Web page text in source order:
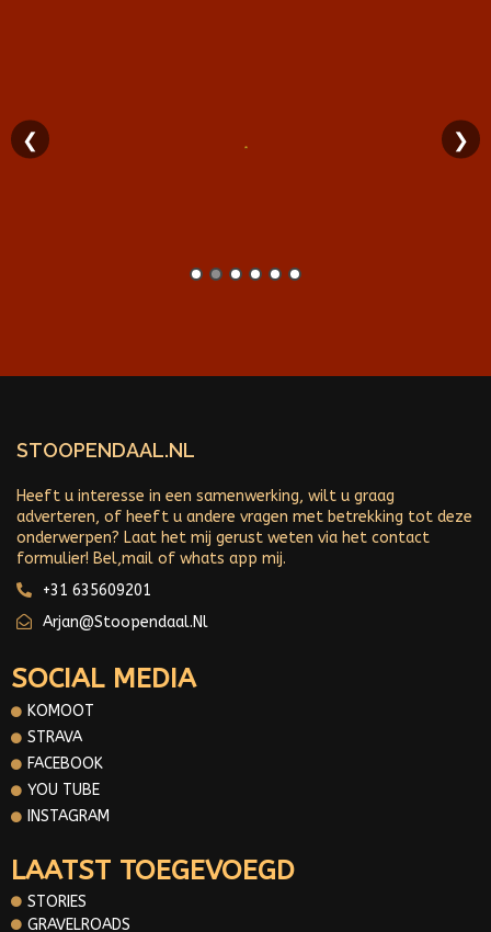
❮ ❯
STOOPENDAAL.NL
Heeft u interesse in een samenwerking, wilt u graag
adverteren, of heeft u andere vragen met betrekking tot deze
onderwerpen? Laat het mij gerust weten via het contact
formulier! Bel,mail of whats app mij.
+31 635609201
Arjan@stoopendaal.nl
SOCIAL MEDIA
KOMOOT
STRAVA
FACEBOOK
YOU TUBE
INSTAGRAM
LAATST TOEGEVOEGD
STORIES
GRAVELROADS